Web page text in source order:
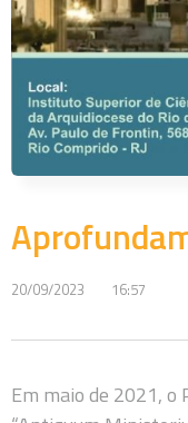
20/09/2023 16:57
Em maio de 2021,